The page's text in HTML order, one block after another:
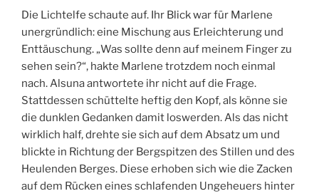
Die Lichtelfe schaute auf. Ihr Blick war für Marlene
unergründlich: eine Mischung aus Erleichterung und
Enttäuschung. „Was sollte denn auf meinem Finger zu
sehen sein?“, hakte Marlene trotzdem noch einmal
nach. Alsuna antwortete ihr nicht auf die Frage.
Stattdessen schüttelte heftig den Kopf, als könne sie
die dunklen Gedanken damit loswerden. Als das nicht
wirklich half, drehte sie sich auf dem Absatz um und
blickte in Richtung der Bergspitzen des Stillen und des
Heulenden Berges. Diese erhoben sich wie die Zacken
auf dem Rücken eines schlafenden Ungeheuers hinter